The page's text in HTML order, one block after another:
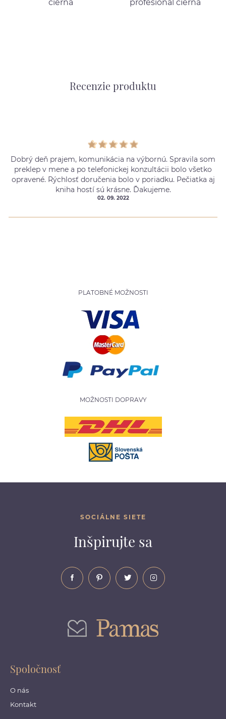
čierna profesionál čierna
Recenzie produktu
Dobrý deň prajem, komunikácia na výbornú. Spravila som
preklep v mene a po telefonickej konzultácii bolo všetko
opravené. Rýchlosť doručenia bolo v poriadku. Pečiatka aj
kniha hostí sú krásne. Ďakujeme.
02. 09. 2022
PLATOBNÉ MOŽNOSTI
MOŽNOSTI DOPRAVY
SOCIÁLNE SIETE
Inšpirujte sa
Spoločnosť
O nás
Kontakt